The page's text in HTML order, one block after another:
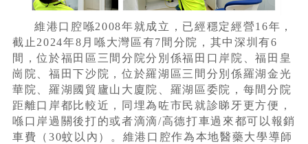
維港口腔喺2008年就成立，已經穩定經營16年，
截止2024年8月喺大灣區有7間分院，其中深圳有6
間，位於福田區三間分院分別係福田口岸院、福田皇
崗院、福田下沙院，位於羅湖區三間分別係羅湖金光
華院、羅湖國貿廬山大廈院、羅湖區委院，每間分院
距離口岸都比較近，同埋為咗市民就診睇牙更方便，
喺口岸過關後打的或者滴滴/高德打車過來都可以報銷
車費（30蚊以內）。維港口腔作為本地醫藥大學導師